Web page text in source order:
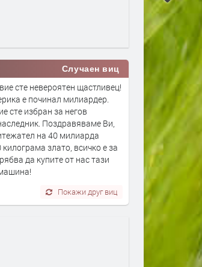
Случаен виц
сте невероятен щастливец!
е починал милиардер.
сте избран за негов
Поздравяваме Ви,
на 40 милиарда
злато, всичко е за
да купите от нас тази
Покажи друг виц